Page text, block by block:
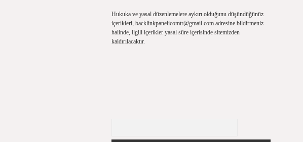
Hukuka ve yasal düzenlemelere aykırı olduğunu düşündüğünüz
içerikleri, backlinkpanelicomtr@gmail.comadresine bildirmeniz
halinde, ilgili içerikler yasal süre içerisinde sitemizden
kaldırılacaktır.